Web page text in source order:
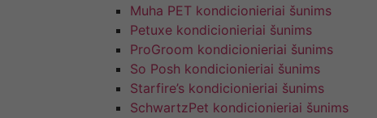
Muha PET kondicionieriai šunims
Petuxe kondicionieriai šunims
ProGroom kondicionieriai šunims
So Posh kondicionieriai šunims
Starfire’s kondicionieriai šunims
SchwartzPet kondicionieriai šunims